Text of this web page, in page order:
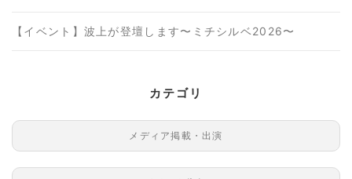
【イベント】波上が登壇します〜ミチシルベ2026〜
カテゴリ
メディア掲載・出演